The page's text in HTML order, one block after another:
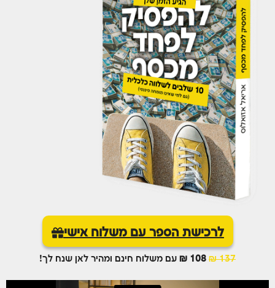
לרכישת הספר עם משלוח אישי
137 ₪
108 ₪ עם משלוח חינם ומהיר לאן שנח לך!